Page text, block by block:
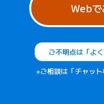
Web
ご不明点は「よ
※ご相談は「チャット